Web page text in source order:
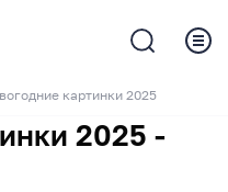
картинки 2025
2025 -